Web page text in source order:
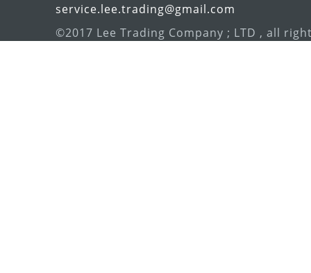
service.lee.trading@gmail.com
©2017 Lee Trading Company ; LTD , all